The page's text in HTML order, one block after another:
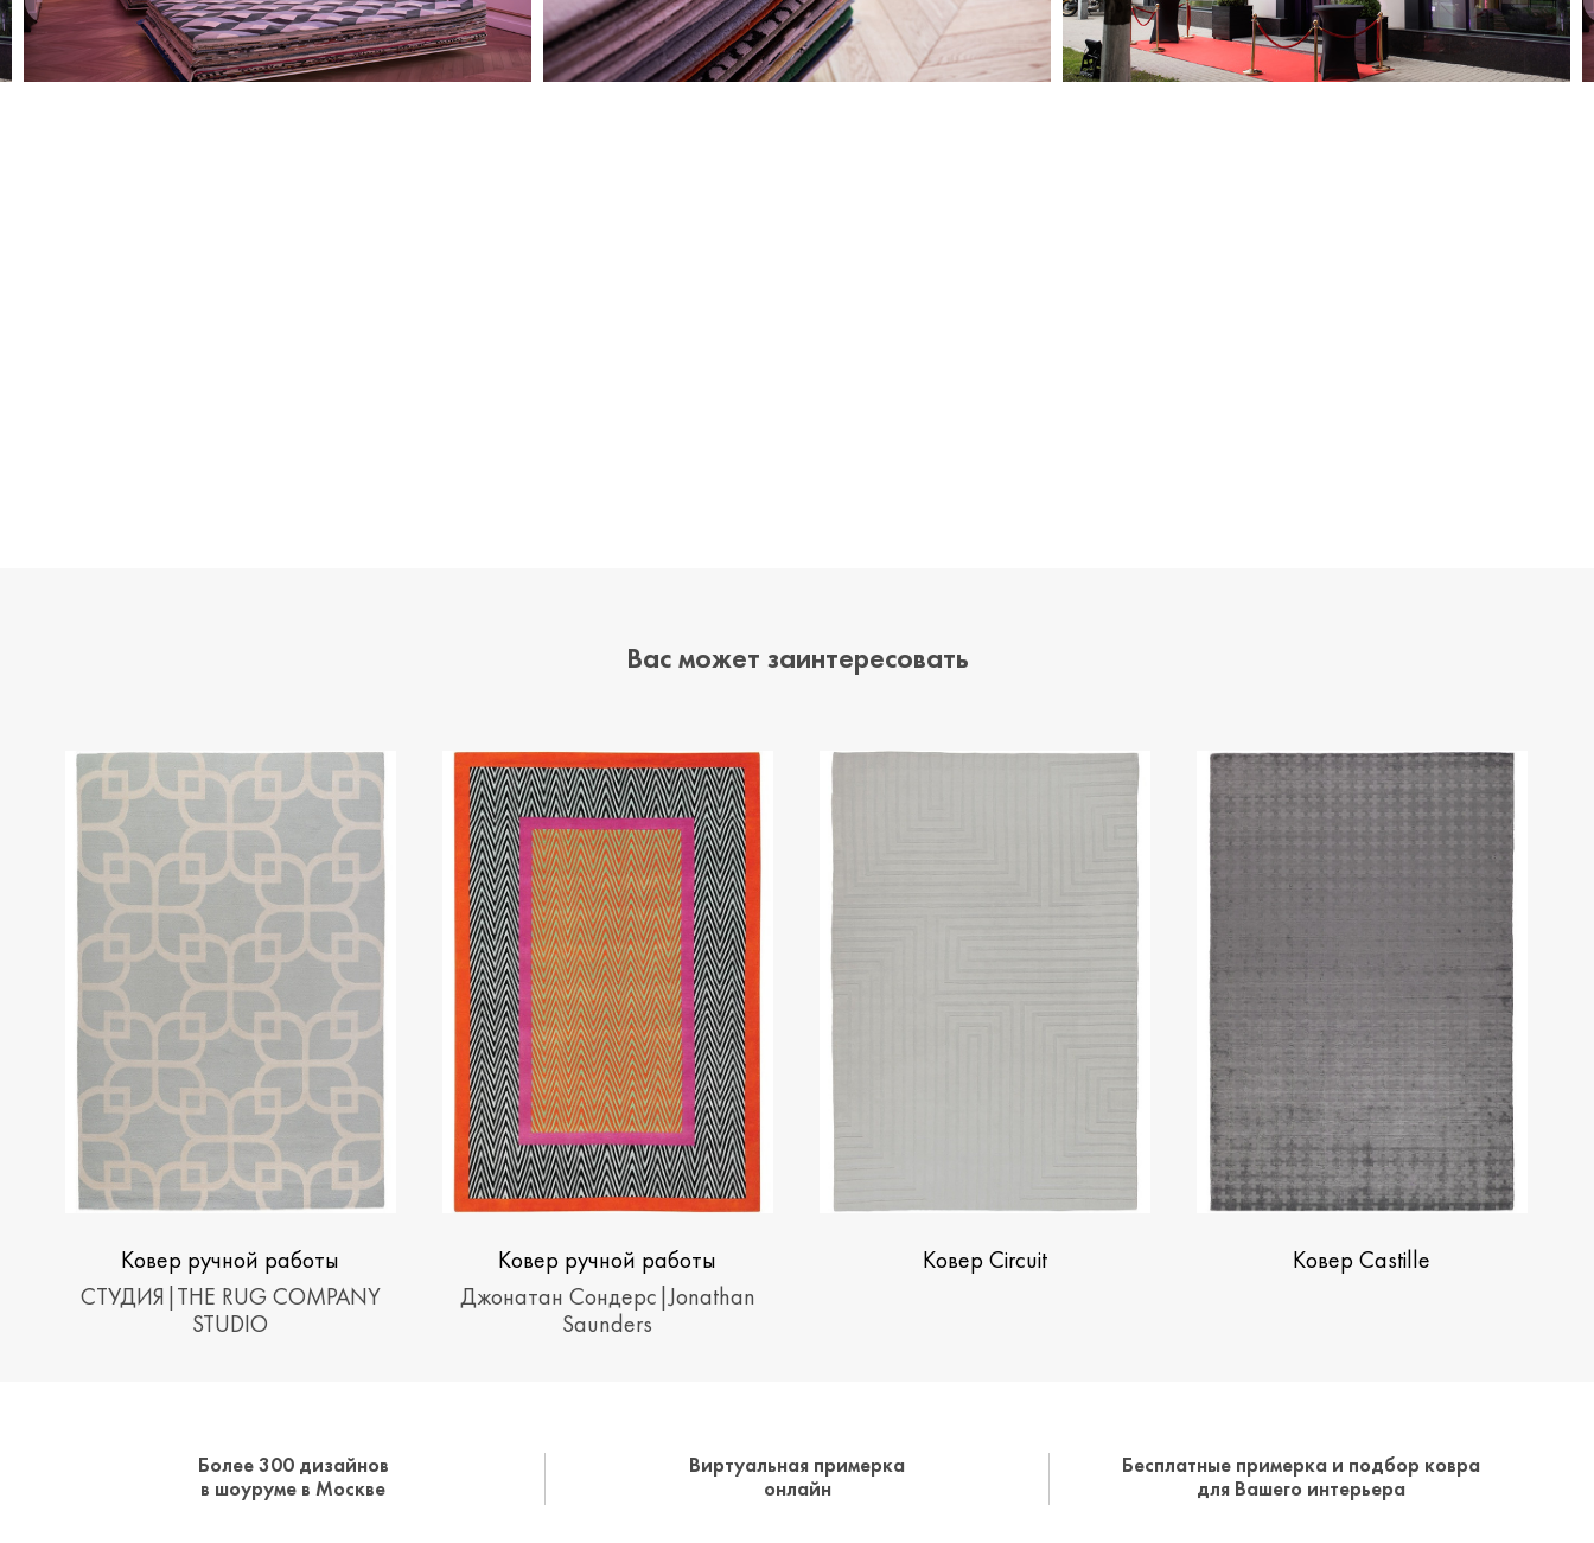
Вас может заинтересовать
Ковер ручной работы
Эстор|Astor
СТУДИЯ|THE RUG COMPANY
STUDIO
Ковер ручной работы
Херрингбон|Herringbone
Джонатан Сондерс|Jonathan
Saunders
Ковер Circuit Ковер Castille
Более 300 дизайнов
в шоуруме в Москве
Виртуальная примерка
онлайн
Бесплатные примерка и подбор ковра
для Вашего интерьера